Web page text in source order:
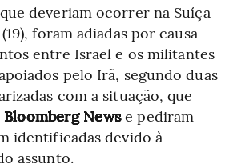
deveriam ocorrer na Suíça
foram adiadas por causa
entre Israel e os militantes
pelo Irã, segundo duas
com a situação, que
Bloomberg Newse pediram
identificadas devido à
assunto.